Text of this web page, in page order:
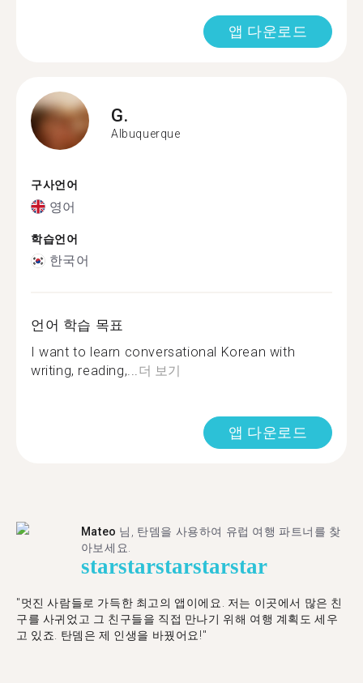
앱 다운로드
G.
Albuquerque
구사언어
영어
학습언어
한국어
언어 학습 목표
I want to learn conversational Korean with
writing, reading,...더 보기
앱 다운로드
Mateo 님, 탄뎀을 사용하여 유럽 여행 파트너를 찾
아보세요.
starstarstarstarstar
"멋진 사람들로 가득한 최고의 앱이에요. 저는 이곳에서 많은 친
구를 사귀었고 그 친구들을 직접 만나기 위해 여행 계획도 세우
고 있죠. 탄뎀은 제 인생을 바꿨어요!"